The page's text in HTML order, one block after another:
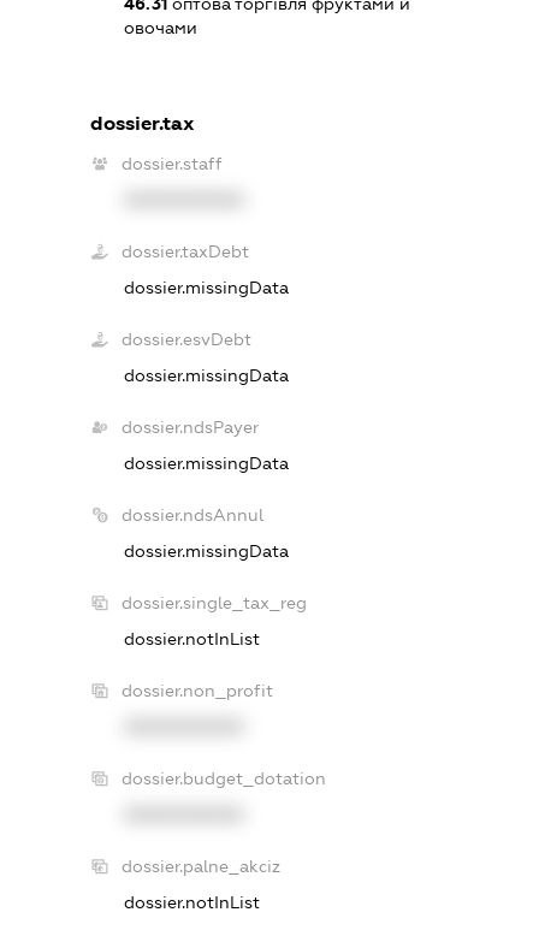
овочами
dossier.tax
dossier.staff
dossier.taxDebt
dossier.missingData
dossier.esvDebt
dossier.missingData
dossier.ndsPayer
dossier.missingData
dossier.ndsAnnul
dossier.missingData
dossier.single_tax_reg
dossier.notInList
dossier.non_profit
dossier.budget_dotation
dossier.palne_akciz
dossier.notInList